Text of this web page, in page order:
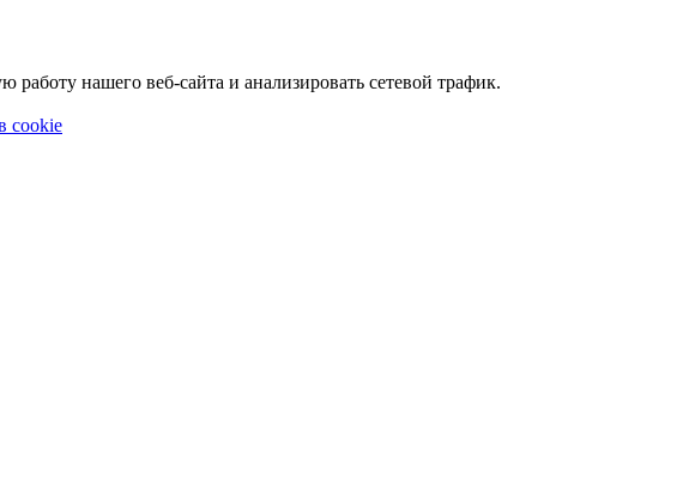
нашего веб-сайта и анализировать сетевой трафик.
cookie